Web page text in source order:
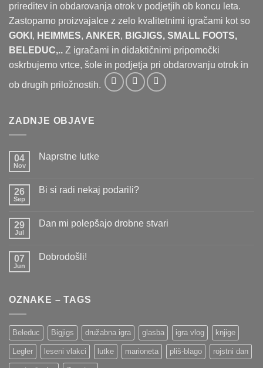
prireditev in obdarovanja otrok v podjetjih ob koncu leta.
Zastopamo proizvajalce z zelo kvalitetnimi igračami kot so
GOKI , HEIMMES, ANKER, BIGJIGS, SMALL FOOTS,
BELEDUC,.. Z igračami in didaktičnimi pripomočki
oskrbujemo vrtce, šole in podjetja pri obdarovanju otrok in
ob drugih priložnostih.
ZADNJE OBJAVE
04
Nov
Naprstne lutke
Naprstne
26
Sep
Bi si radi nekaj podarili?
Bi
podarili?
29
Jul
Dan mi polepšajo drobne stvari
Dan
07
Jun
Dobrodošli!
OZNAKE – TAGS
Beleduc Bigjigs družabna igra glasba igra vlog knjige
Legler leseni vlakci lutke marioneta pliš-blago rojstni dan